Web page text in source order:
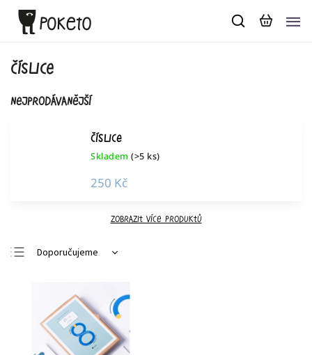
číslice
Nejprodávanější
Číslice
Skladem (>5 ks)
250 Kč
Zobrazit více produktů
Doporučujeme
Nejdražší
Nejprodávanější
Abecedně